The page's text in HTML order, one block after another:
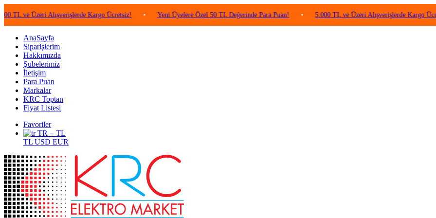
Üzeri Alışverişlerde Kargo Ücretsiz! • Yeni Üyelere Özel 50 TL Değerinde Para Puan! • 5.000 TL ve Üzeri Alışverişlerde Kargo Ücretsiz!
AnaSayfa
Siparişlerim
Hakkımızda
Şubelerimiz
İletişim
Para Puan
Markalar
KRC Toptan
Fiyat Listesi
Favoriler
TR − TL
TL USD EUR